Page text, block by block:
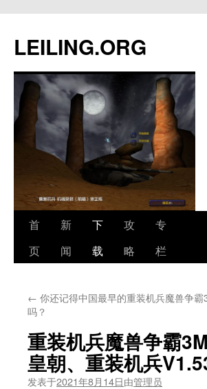
文
LEILING.ORG
首
页
新
闻
下
载
攻
略
专
栏
← 你还记得中国最早的重装机兵魔兽争霸
吗？
重装机兵魔兽争霸
皇朝、重装机兵
发表于2021年8月14日由管理员